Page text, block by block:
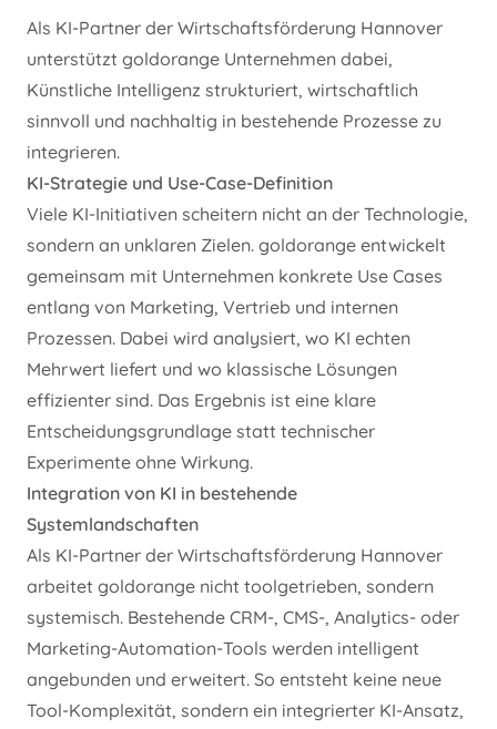
Als KI-Partner der Wirtschaftsförderung Hannover
unterstützt goldorange Unternehmen dabei,
Künstliche Intelligenz strukturiert, wirtschaftlich
sinnvoll und nachhaltig in bestehende Prozesse zu
integrieren.
KI-Strategie und Use-Case-Definition
Viele KI-Initiativen scheitern nicht an der Technologie,
sondern an unklaren Zielen. goldorange entwickelt
gemeinsam mit Unternehmen konkrete Use Cases
entlang von Marketing, Vertrieb und internen
Prozessen. Dabei wird analysiert, wo KI echten
Mehrwert liefert und wo klassische Lösungen
effizienter sind. Das Ergebnis ist eine klare
Entscheidungsgrundlage statt technischer
Experimente ohne Wirkung.
Integration von KI in bestehende
Systemlandschaften
Als KI-Partner der Wirtschaftsförderung Hannover
arbeitet goldorange nicht toolgetrieben, sondern
systemisch. Bestehende CRM-, CMS-, Analytics- oder
Marketing-Automation-Tools werden intelligent
angebunden und erweitert. So entsteht keine neue
Tool-Komplexität, sondern ein integrierter KI-Ansatz,